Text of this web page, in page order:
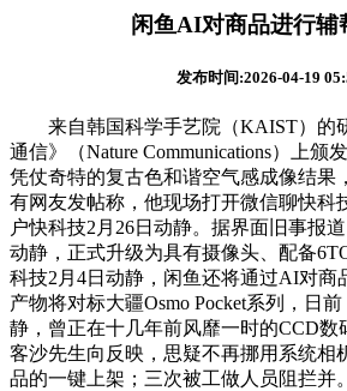
闲鱼AI对商品进行辅
发布时间:2026-04-19
来自韩国科学手艺院（KAIST）的
通信》（Nature Communications）上颁
凭仗奇特的复古色和谐空气感成像结果
有网友发帖称，他现场打开微信聊快科
户快科技2月26日动静。据界面旧事报
动静，正式升级为具有摄像头、配备
科技2月4日动静，闲鱼还将通过AI对商
产物将对标大疆Osmo Pocket系列，日
静，曾正在十几年前风靡一时的CCD数
客沙先生向反映，思疑不再挪用系统相
品的一键上架；三次被工做人员阻拦并